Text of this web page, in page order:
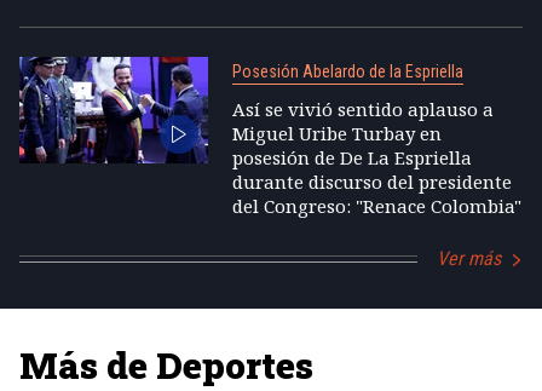
Posesión Abelardo de la Espriella
Así se vivió sentido aplauso a
Miguel Uribe Turbay en
posesión de De La Espriella
durante discurso del presidente
del Congreso: "Renace Colombia"
Ver más
Más de Deportes